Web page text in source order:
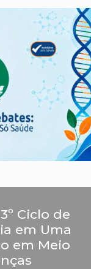
Ciclo de
em Uma
em Meio